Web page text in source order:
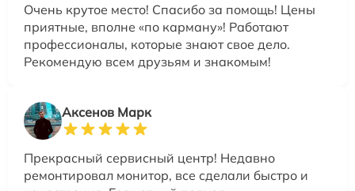
Очень крутое место! Спасибо за помощь! Цены
приятные, вполне «по карману»! Работают
профессионалы, которые знают свое дело.
Рекомендую всем друзьям и знакомым!
Аксенов Марк
Прекрасный сервисный центр! Недавно
ремонтировал монитор, все сделали быстро и